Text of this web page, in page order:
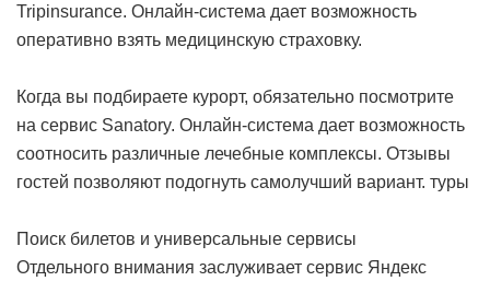
Tripinsurance. Онлайн-система дает возможность
оперативно взять медицинскую страховку.
Когда вы подбираете курорт, обязательно посмотрите
на сервис Sanatory. Онлайн-система дает возможность
соотносить различные лечебные комплексы. Отзывы
гостей позволяют подогнуть самолучший вариант. туры
Поиск билетов и универсальные сервисы
Отдельного внимания заслуживает сервис Яндекс